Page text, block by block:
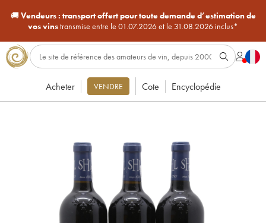
🚚Vendeurs : transport offert pour toute demande d’estimation de
vos vinstransmise entre le 01.07.2026 et le 31.08.2026 inclus*
Acheter VENDRE Cote Encyclopédie